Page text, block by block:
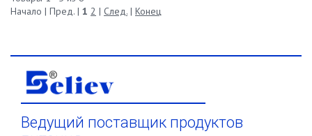
Начало | Пред. | 1 2 | След. | Конец
Ведущий поставщик продуктов